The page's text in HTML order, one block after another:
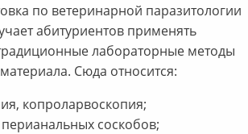
по ветеринарной паразитологии
абитуриентов применять
лабораторные методы
Сюда относится:
копроларвоскопия;
соскобов;